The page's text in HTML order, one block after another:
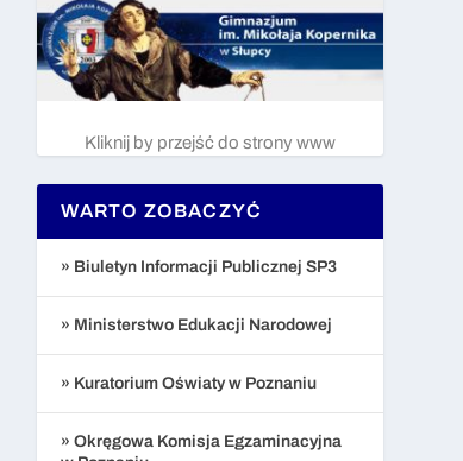
Kliknij by przejść do strony www
WARTO ZOBACZYĆ
» Biuletyn Informacji Publicznej SP3
» Ministerstwo Edukacji Narodowej
» Kuratorium Oświaty w Poznaniu
» Okręgowa Komisja Egzaminacyjna